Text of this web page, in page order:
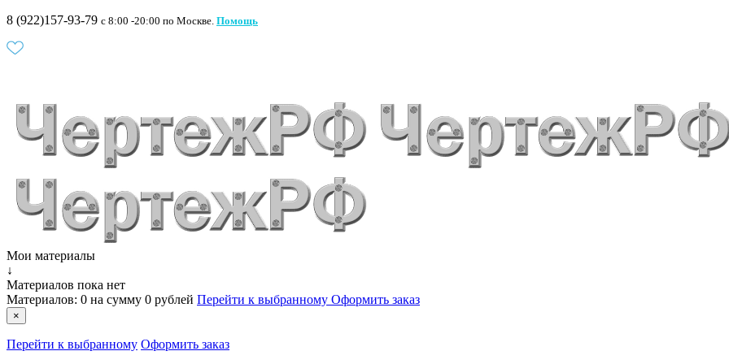
8 (922)157-93-79 c 8:00 -20:00 по Москве. Помощь
Мои материалы
↓
Материалов пока нет
Материалов: 0 на сумму 0 рублей Перейти к выбранному Оформить заказ
×
Перейти к выбранному Оформить заказ